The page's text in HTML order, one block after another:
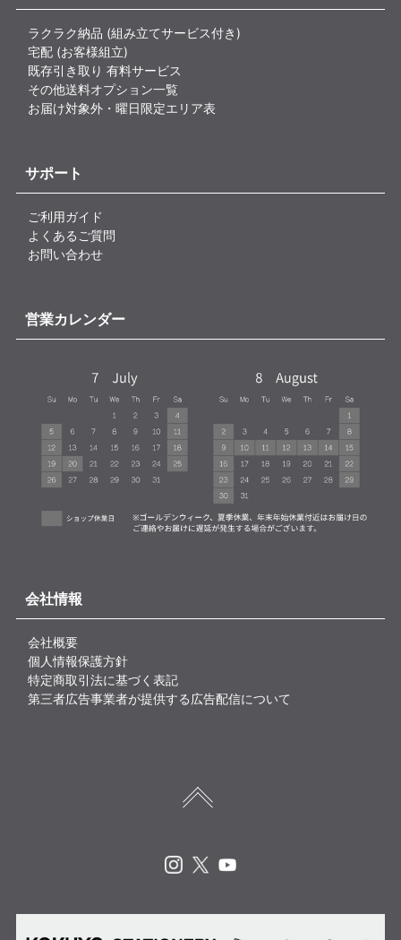
ラクラク納品 (組み立てサービス付き)
宅配 (お客様組立)
既存引き取り 有料サービス
その他送料オプション一覧
お届け対象外・曜日限定エリア表
サポート
ご利用ガイド
よくあるご質問
お問い合わせ
営業カレンダー
会社情報
会社概要
個人情報保護方針
特定商取引法に基づく表記
第三者広告事業者が提供する広告配信について